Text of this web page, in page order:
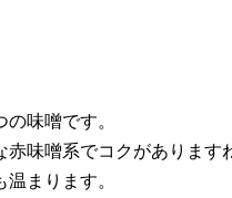
の味噌です。
赤味噌系でコクがあります
まります。